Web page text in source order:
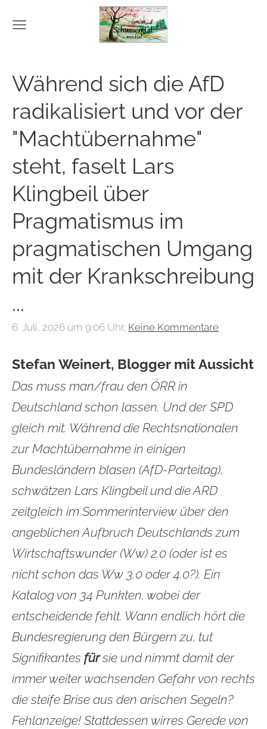
Während sich die AfD
radikalisiert und vor der
"Machtübernahme"
steht, faselt Lars
Klingbeil über
Pragmatismus im
pragmatischen Umgang
mit der Krankschreibung
...
6. Juli, 2026 um 9:06 Uhr, Keine Kommentare
Stefan Weinert, Blogger mit Aussicht
Das muss man/frau den ÖRR in
Deutschland schon lassen. Und der SPD
gleich mit. Während die Rechtsnationalen
zur Machtübernahme in einigen
Bundesländern blasen (AfD-Parteitag),
schwätzen Lars Klingbeil und die ARD
zeitgleich im Sommerinterview über den
angeblichen Aufbruch Deutschlands zum
Wirtschaftswunder (Ww) 2.0 (oder ist es
nicht schon das Ww 3.0 oder 4.0?). Ein
Katalog von 34 Punkten, wobei der
entscheidende fehlt. Wann endlich hört die
Bundesregierung den Bürgern zu, tut
Signifikantes fürsie und nimmt damit der
immer weiter wachsenden Gefahr von rechts
die steife Brise aus den arischen Segeln?
Fehlanzeige! Stattdessen wirres Gerede von